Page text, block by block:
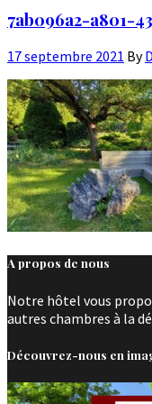
7ab096a2-a801-
17 septembre 2021 By
A propos de nous
Notre hôtel vous
autres chambres à la
Découvrez-nous en